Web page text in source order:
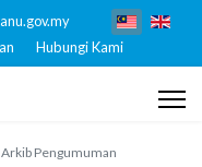
Hubungi Kami
Arkib Pengumuman